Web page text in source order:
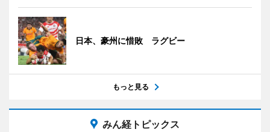
日本、豪州に惜敗 ラグビー
もっと見る
みん経トピックス